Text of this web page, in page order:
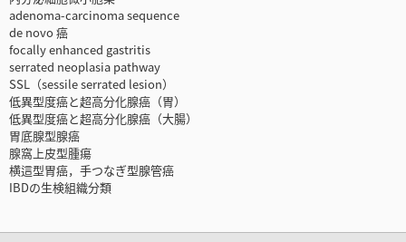
adenoma-carcinoma sequence
de novo 癌
focally enhanced gastritis
serrated neoplasia pathway
SSL（sessile serrated lesion）
低異型度癌と超高分化腺癌（胃）
低異型度癌と超高分化腺癌（大腸）
胃底腺型腺癌
腺窩上皮型腫瘍
横這型胃癌，手つなぎ型腺管癌
IBDの生検組織分類